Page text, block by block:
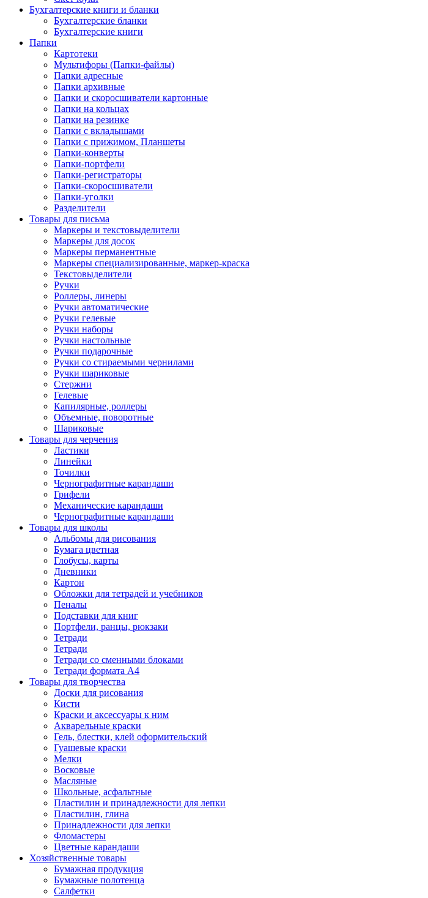
Бухгалтерские книги и бланки
Бухгалтерские бланки
Бухгалтерские книги
Папки
Картотеки
Мультифоры (Папки-файлы)
Папки адресные
Папки архивные
Папки и скоросшиватели картонные
Папки на кольцах
Папки на резинке
Папки с вкладышами
Папки с прижимом, Планшеты
Папки-конверты
Папки-портфели
Папки-регистраторы
Папки-скоросшиватели
Папки-уголки
Разделители
Товары для письма
Маркеры и текстовыделители
Маркеры для досок
Маркеры перманентные
Маркеры специализированные, маркер-краска
Текстовыделители
Ручки
Роллеры, линеры
Ручки автоматические
Ручки гелевые
Ручки наборы
Ручки настольные
Ручки подарочные
Ручки со стираемыми чернилами
Ручки шариковые
Стержни
Гелевые
Капилярные, роллеры
Объемные, поворотные
Шариковые
Товары для черчения
Ластики
Линейки
Точилки
Чернографитные карандаши
Грифели
Механические карандаши
Чернографитные карандаши
Товары для школы
Альбомы для рисования
Бумага цветная
Глобусы, карты
Дневники
Картон
Обложки для тетрадей и учебников
Пеналы
Подставки для книг
Портфели, ранцы, рюкзаки
Тетради
Тетради
Тетради со сменными блоками
Тетради формата А4
Товары для творчества
Доски для рисования
Кисти
Краски и аксессуары к ним
Акварельные краски
Гель, блестки, клей оформительский
Гуашевые краски
Мелки
Восковые
Масляные
Школьные, асфальтные
Пластилин и принадлежности для лепки
Пластилин, глина
Принадлежности для лепки
Фломастеры
Цветные карандаши
Хозяйственные товары
Бумажная продукция
Бумажные полотенца
Салфетки